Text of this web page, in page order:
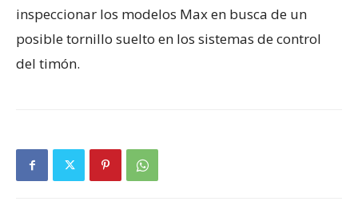
inspeccionar los modelos Max en busca de un
posible tornillo suelto en los sistemas de control
del timón.